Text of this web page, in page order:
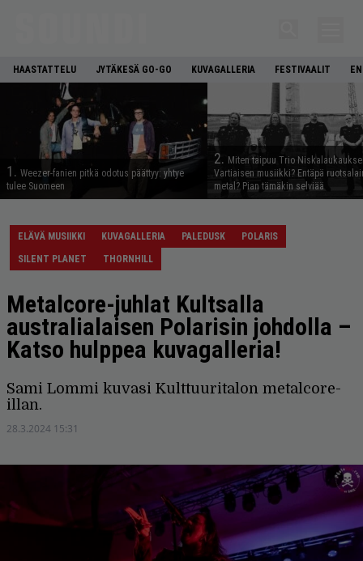
HAASTATTELU JYTÄKESÄ GO-GO KUVAGALLERIA FESTIVAALIT
1. Weezer-fanien pitkä odotus päättyy: yhtye
tulee Suomeen
2. Miten taipuu Trio
Vartiaisen musiikki? Entäpä
metal? Pian tämäkin selviää
ELÄVÄ MUSIIKKI KUVAGALLERIA PALEDUSK
POLARIS
SILENT PLANET
THORNHILL
Metalcore-juhlat Kultsalla
australialaisen Polarisin johdolla –
Katso hulppea kuvagalleria!
Sami Lommi kuvasi Kulttuuritalon metalcore-
illan.
28.3.2024 15:31